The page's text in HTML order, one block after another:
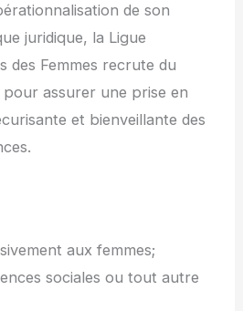
de son
juridique, la Ligue
des Femmes recrute du
assurer une prise en
et bienveillante des
aux femmes;
sociales ou tout autre